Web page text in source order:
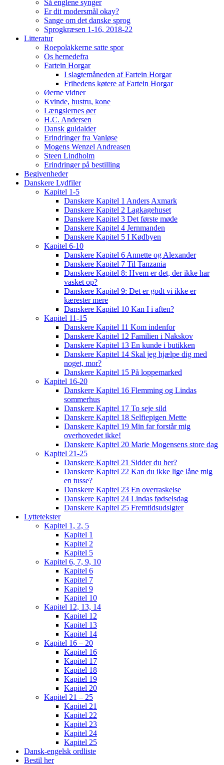
Så englene synger
Er dit modersmål okay?
Sange om det danske sprog
Sprogkræsen 1-16, 2018-22
Litteratur
Roepolakkerne satte spor
Os hernedefra
Fartein Horgar
I slagtemåneden af Fartein Horgar
Frihedens køtere af Fartein Horgar
Øerne vidner
Kvinde, hustru, kone
Længslernes øer
H.C. Andersen
Dansk guldalder
Erindringer fra Vanløse
Mogens Wenzel Andreasen
Steen Lindholm
Erindringer på bestilling
Begivenheder
Danskere Lydfiler
Kapitel 1-5
Danskere Kapitel 1 Anders Axmark
Danskere Kapitel 2 Lagkagehuset
Danskere Kapitel 3 Det første møde
Danskere Kapitel 4 Jernmanden
Danskere Kapitel 5 I Kødbyen
Kapitel 6-10
Danskere Kapitel 6 Annette og Alexander
Danskere Kapitel 7 Til Tanzania
Danskere Kapitel 8: Hvem er det, der ikke har
vasket op?
Danskere Kapitel 9: Det er godt vi ikke er
kærester mere
Danskere Kapitel 10 Kan I i aften?
Kapitel 11-15
Danskere Kapitel 11 Kom indenfor
Danskere Kapitel 12 Familien i Nakskov
Danskere Kapitel 13 En kunde i butikken
Danskere Kapitel 14 Skal jeg hjælpe dig med
noget, mor?
Danskere Kapitel 15 På loppemarked
Kapitel 16-20
Danskere Kapitel 16 Flemming og Lindas
sommerhus
Danskere Kapitel 17 To seje sild
Danskere Kapitel 18 Selfiepigen Mette
Danskere Kapitel 19 Min far forstår mig
overhovedet ikke!
Danskere Kapitel 20 Marie Mogensens store dag
Kapitel 21-25
Danskere Kapitel 21 Sidder du her?
Danskere Kapitel 22 Kan du ikke lige låne mig
en tusse?
Danskere Kapitel 23 En overraskelse
Danskere Kapitel 24 Lindas fødselsdag
Danskere Kapitel 25 Fremtidsudsigter
Lyttetekster
Kapitel 1, 2, 5
Kapitel 1
Kapitel 2
Kapitel 5
Kapitel 6, 7, 9, 10
Kapitel 6
Kapitel 7
Kapitel 9
Kapitel 10
Kapitel 12, 13, 14
Kapitel 12
Kapitel 13
Kapitel 14
Kapitel 16 – 20
Kapitel 16
Kapitel 17
Kapitel 18
Kapitel 19
Kapitel 20
Kapitel 21 – 25
Kapitel 21
Kapitel 22
Kapitel 23
Kapitel 24
Kapitel 25
Dansk-engelsk ordliste
Bestil her